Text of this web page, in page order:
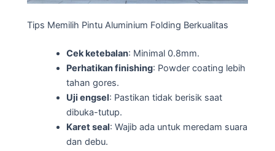
Tips Memilih Pintu Aluminium Folding Berkualitas
Cek ketebalan: Minimal 0.8mm.
Perhatikan finishing: Powder coating lebih
tahan gores.
Uji engsel: Pastikan tidak berisik saat
dibuka-tutup.
Karet seal: Wajib ada untuk meredam suara
dan debu.